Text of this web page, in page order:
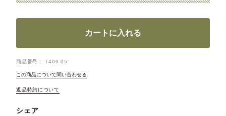
カートに入れる
商品番号 T409-05
この商品について問い合わせる
返品特約について
シェア